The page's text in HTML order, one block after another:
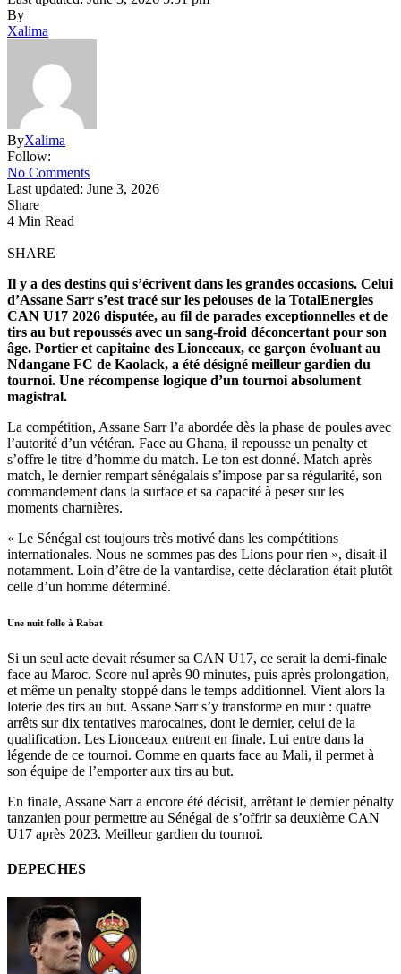
By
Xalima
ByXalima
Follow:
No Comments
Last updated: June 3, 2026
Share
4 Min Read
SHARE
Il y a des destins qui s’écrivent dans les grandes occasions. Celui
d’Assane Sarr s’est tracé sur les pelouses de la TotalEnergies
CAN U17 2026 disputée, au fil de parades exceptionnelles et de
tirs au but repoussés avec un sang-froid déconcertant pour son
âge. Portier et capitaine des Lionceaux, ce garçon évoluant au
Ndangane FC de Kaolack, a été désigné meilleur gardien du
tournoi. Une récompense logique d’un tournoi absolument
magistral.
La compétition, Assane Sarr l’a abordée dès la phase de poules avec
l’autorité d’un vétéran. Face au Ghana, il repousse un penalty et
s’offre le titre d’homme du match. Le ton est donné. Match après
match, le dernier rempart sénégalais s’impose par sa régularité, son
commandement dans la surface et sa capacité à peser sur les
moments charnières.
« Le Sénégal est toujours très motivé dans les compétitions
internationales. Nous ne sommes pas des Lions pour rien », disait-il
notamment. Loin d’être de la vantardise, cette déclaration était plutôt
celle d’un homme déterminé.
Une nuit folle à Rabat
Si un seul acte devait résumer sa CAN U17, ce serait la demi-finale
face au Maroc. Score nul après 90 minutes, puis après prolongation,
et même un penalty stoppé dans le temps additionnel. Vient alors la
loterie des tirs au but. Assane Sarr s’y transforme en mur : quatre
arrêts sur dix tentatives marocaines, dont le dernier, celui de la
qualification. Les Lionceaux entrent en finale. Lui entre dans la
légende de ce tournoi. Comme en quarts face au Mali, il permet à
son équipe de l’emporter aux tirs au but.
En finale, Assane Sarr a encore été décisif, arrêtant le dernier pénalty
tanzanien pour permettre au Sénégal de s’offrir sa deuxième CAN
U17 après 2023. Meilleur gardien du tournoi.
DEPECHES